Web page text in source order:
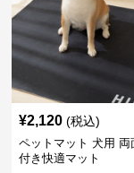
¥2,120 (税込)
ペットマット 犬用 両
付き快適マット